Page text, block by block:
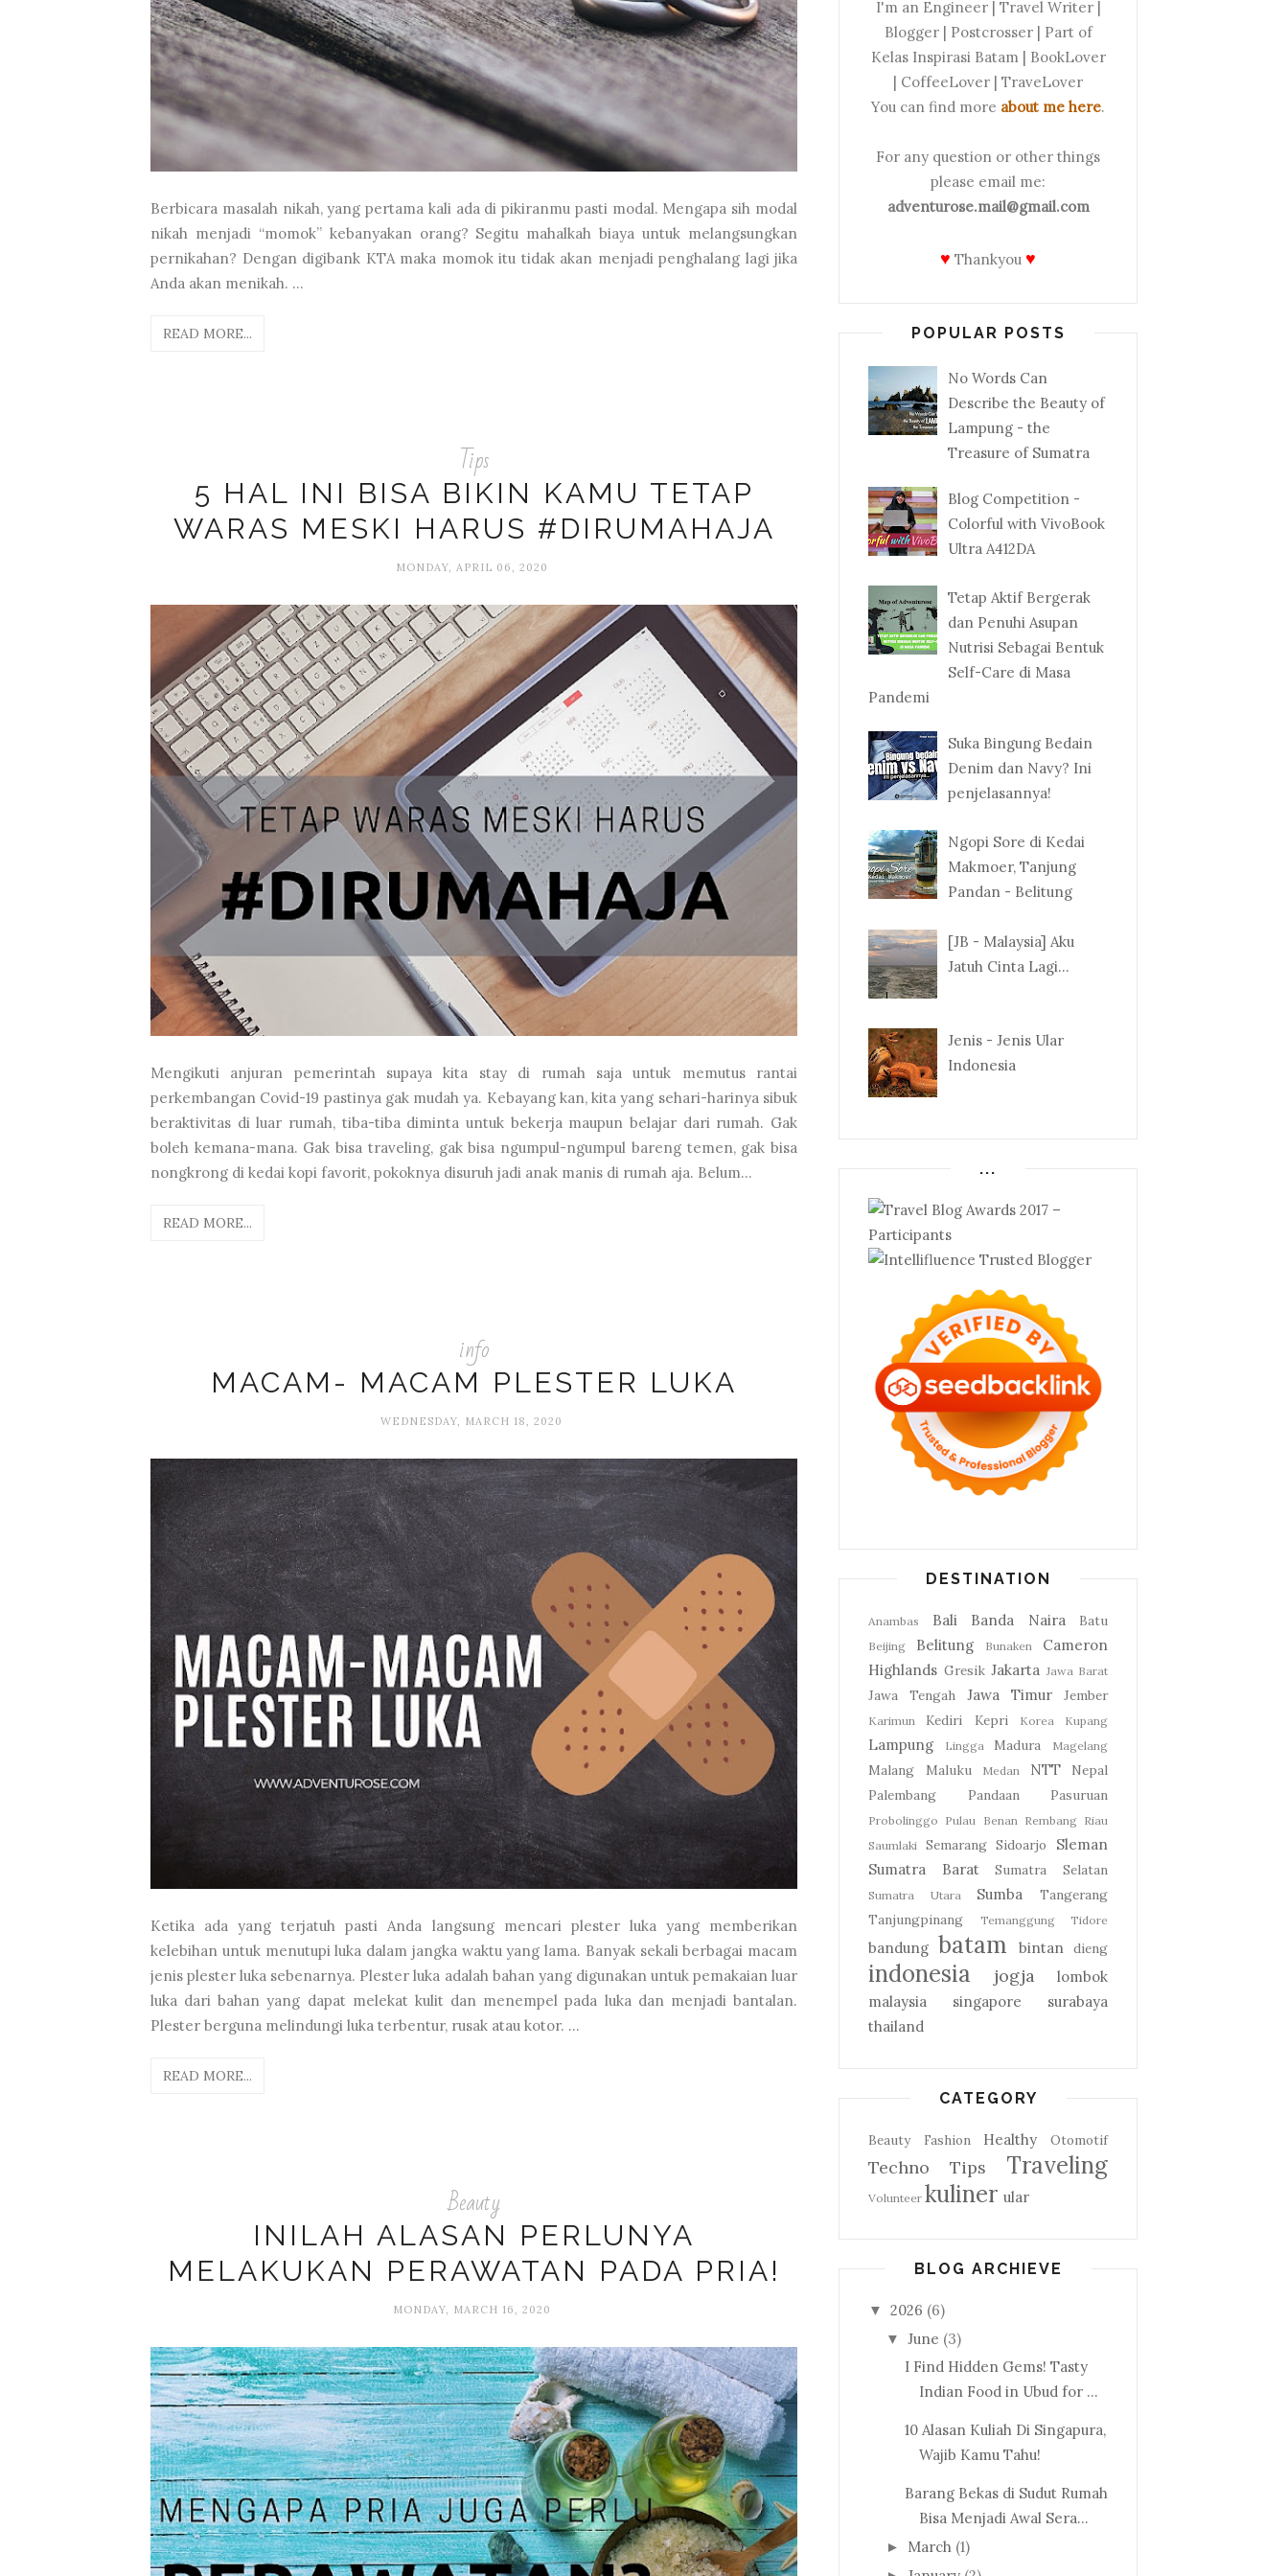
Berbicara masalah nikah, yang pertama kali ada di pikiranmu pasti modal. Mengapa sih modal
nikah menjadi “momok” kebanyakan orang? Segitu mahalkah biaya untuk melangsungkan
pernikahan? Dengan digibank KTA maka momok itu tidak akan menjadi penghalang lagi jika
Anda akan menikah. ...
READ MORE...
Tips
5 HAL INI BISA BIKIN KAMU TETAP
WARAS MESKI HARUS #DIRUMAHAJA
MONDAY, APRIL 06, 2020
Mengikuti anjuran pemerintah supaya kita stay di rumah saja untuk memutus rantai
perkembangan Covid-19 pastinya gak mudah ya. Kebayang kan, kita yang sehari-harinya sibuk
beraktivitas di luar rumah, tiba-tiba diminta untuk bekerja maupun belajar dari rumah. Gak
boleh kemana-mana. Gak bisa traveling, gak bisa ngumpul-ngumpul bareng temen, gak bisa
nongkrong di kedai kopi favorit, pokoknya disuruh jadi anak manis di rumah aja. Belum...
READ MORE...
info
MACAM- MACAM PLESTER LUKA
WEDNESDAY, MARCH 18, 2020
Ketika ada yang terjatuh pasti Anda langsung mencari plester luka yang memberikan
kelebihan untuk menutupi luka dalam jangka waktu yang lama. Banyak sekali berbagai macam
jenis plester luka sebenarnya. Plester luka adalah bahan yang digunakan untuk pemakaian luar
luka dari bahan yang dapat melekat kulit dan menempel pada luka dan menjadi bantalan.
Plester berguna melindungi luka terbentur, rusak atau kotor. ...
READ MORE...
Beauty
INILAH ALASAN PERLUNYA
MELAKUKAN PERAWATAN PADA PRIA!
MONDAY, MARCH 16, 2020
I'm an Engineer | Travel Writer |
Blogger | Postcrosser | Part of
Kelas Inspirasi Batam | BookLover
| CoffeeLover | TraveLover
You can find more about me here.
For any question or other things
please email me:
adventurose.mail@gmail.com
♥ Thankyou ♥
POPULAR POSTS
No Words Can
Describe the Beauty of
Lampung - the
Treasure of Sumatra
Blog Competition -
Colorful with VivoBook
Ultra A412DA
Tetap Aktif Bergerak
dan Penuhi Asupan
Nutrisi Sebagai Bentuk
Self-Care di Masa
Pandemi
Suka Bingung Bedain
Denim dan Navy? Ini
penjelasannya!
Ngopi Sore di Kedai
Makmoer, Tanjung
Pandan - Belitung
[JB - Malaysia] Aku
Jatuh Cinta Lagi...
Jenis - Jenis Ular
Indonesia
...
DESTINATION
Anambas Bali Banda Naira Batu
Beijing Belitung Bunaken
Cameron
Highlands Gresik Jakarta Jawa Barat
Jawa Tengah Jawa Timur Jember
Karimun Kediri Kepri Korea Kupang
Lampung Lingga Madura Magelang
Malang Maluku Medan NTT
Nepal
Palembang
Pandaan Pasuruan
Probolinggo Pulau Benan Rembang Riau
Saumlaki Semarang Sidoarjo
Sleman
Sumatra Barat
Sumatra Selatan
Sumatra Utara Sumba
Tangerang
Tanjungpinang
Temanggung Tidore
bandung batam bintan dieng
indonesia jogja
lombok
malaysia
singapore
surabaya
thailand
CATEGORY
Beauty Fashion Healthy Otomotif
Techno Tips Traveling
Volunteer kuliner ular
BLOG ARCHIEVE
▼ 2026 (6)
▼ June (3)
I Find Hidden Gems! Tasty
Indian Food in Ubud for ...
10 Alasan Kuliah Di Singapura,
Wajib Kamu Tahu!
Barang Bekas di Sudut Rumah
Bisa Menjadi Awal Sera...
► March (1)